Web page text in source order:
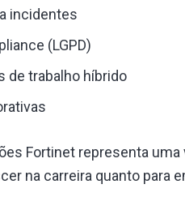
incidentes
(LGPD)
de trabalho híbrido
Fortinet representa
na carreira quanto para